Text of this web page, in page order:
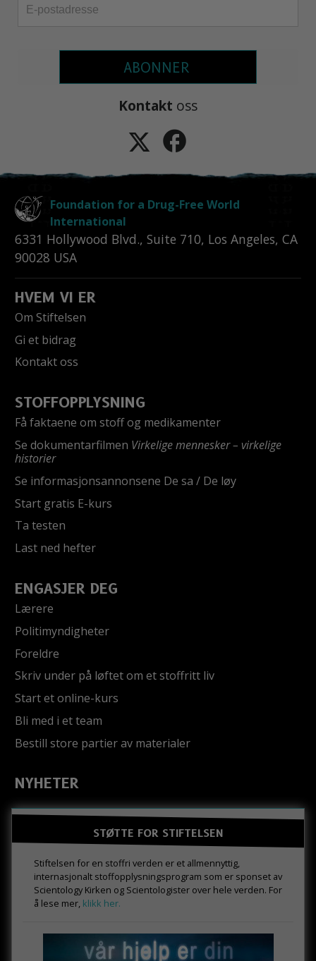
ABONNER
Kontakt oss
Foundation for a Drug-Free World
International
6331 Hollywood Blvd., Suite 710, Los Angeles, CA
90028 USA
HVEM VI ER
Om Stiftelsen
Gi et bidrag
Kontakt oss
STOFFOPPLYSNING
Få faktaene om stoff og medikamenter
Se dokumentarfilmen Virkelige mennesker – virkelige
historier
Se informasjonsannonsene De sa / De løy
Start gratis E-kurs
Ta testen
Last ned hefter
ENGASJER DEG
Lærere
Politimyndigheter
Foreldre
Skriv under på løftet om et stoffritt liv
Start et online-kurs
Bli med i et team
Bestill store partier av materialer
NYHETER
STØTTE FOR STIFTELSEN
Stiftelsen for en stoffri verden er et allmennyttig,
internasjonalt stoffopplysningsprogram som er sponset av
Scientology Kirken og Scientologister over hele verden. For
å lese mer, klikk her.